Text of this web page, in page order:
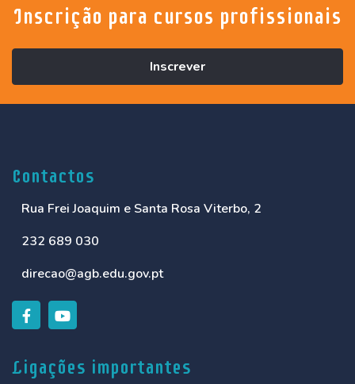
Inscrição para cursos profissionais
Inscrever
Contactos
Rua Frei Joaquim e Santa Rosa Viterbo, 2
232 689 030
direcao@agb.edu.gov.pt
Ligações importantes